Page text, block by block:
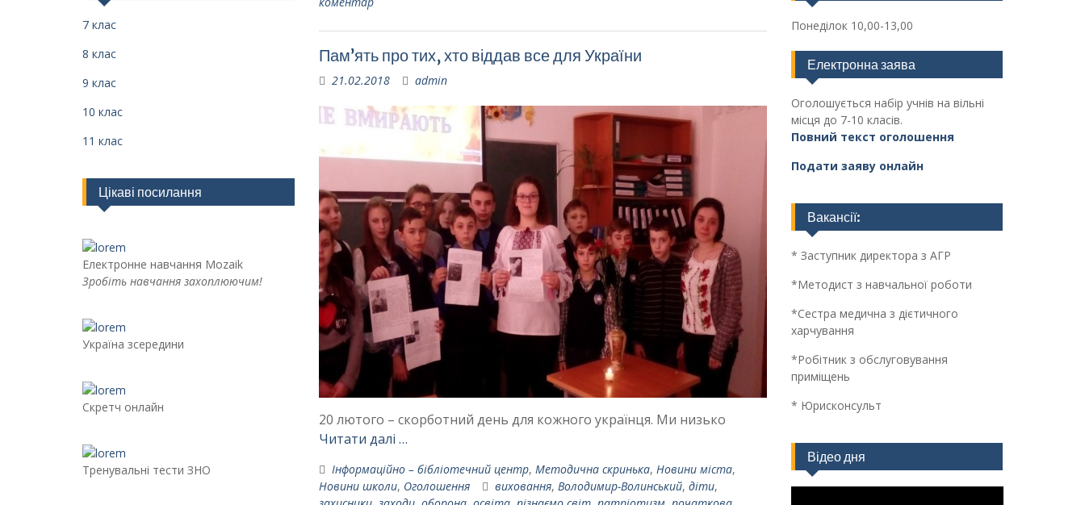
Пам’ять про тих, хто віддав все для України
21.02.2018 admin
20 лютого – скорботний день для кожного українця. Ми низько
Читати далі …
Інформаційно – бібліотечний центр, Методична скринька, Новини міста,
Новини школи, Оголошення виховання, Володимир-Волинський, діти,
Понеділок 10,00-13,00
Електронна заява
Оголошується набір учнів на вільні
місця до 7-10 класів.
Повний текст оголошення
Подати заяву онлайн
Вакансії:
* Заступник директора з АГР
*Методист з навчальної роботи
*Сестра медична з дієтичного
харчування
*Робітник з обслуговування
приміщень
* Юрисконсульт
Відео дня
7 клас
8 клас
9 клас
10 клас
11 клас
Цікаві посилання
Електронне навчання Mozaik
Зробіть навчання захоплюючим!
Україна зсередини
Скретч онлайн
Тренувальні тести ЗНО